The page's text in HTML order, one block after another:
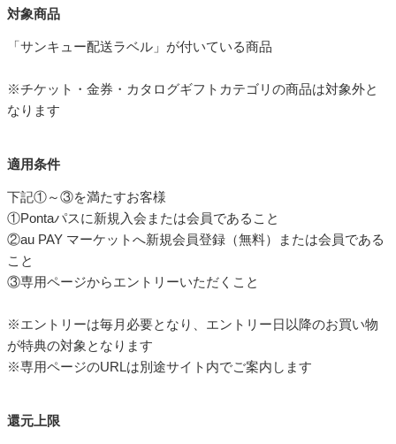
対象商品
「サンキュー配送ラベル」が付いている商品
※チケット・金券・カタログギフトカテゴリの商品は対象外と
なります
適用条件
下記①～③を満たすお客様
①Pontaパスに新規入会または会員であること
②au PAY マーケットへ新規会員登録（無料）または会員である
こと
③専用ページからエントリーいただくこと
※エントリーは毎月必要となり、エントリー日以降のお買い物
が特典の対象となります
※専用ページのURLは別途サイト内でご案内します
還元上限